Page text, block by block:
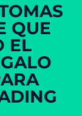
QUE
EL